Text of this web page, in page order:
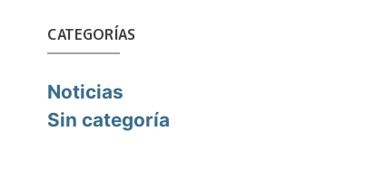
CATEGORÍAS
Noticias
Sin categoría